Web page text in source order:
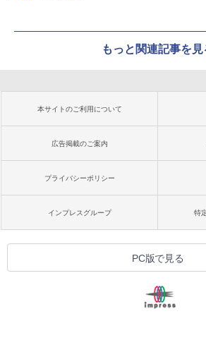
もっと関連記事を見
本サイトのご利用について
広告掲載のご案内
プライバシーポリシー
インプレスグループ 特
PC版で見る